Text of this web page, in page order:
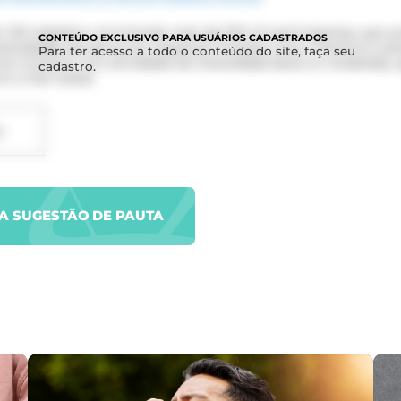
133 trabalhos, envolvendo mais de 200 mil participantes, que
de exercícios impactam funções como memória e
inclusive com atividades de intensidade baixa ou moderada,
a três meses.
CONTEÚDO EXCLUSIVO PARA USUÁRIOS CADASTRADOS
Para ter acesso a todo o conteúdo do site, faça seu
cadastro.
SUGESTÃO DE PAUTA